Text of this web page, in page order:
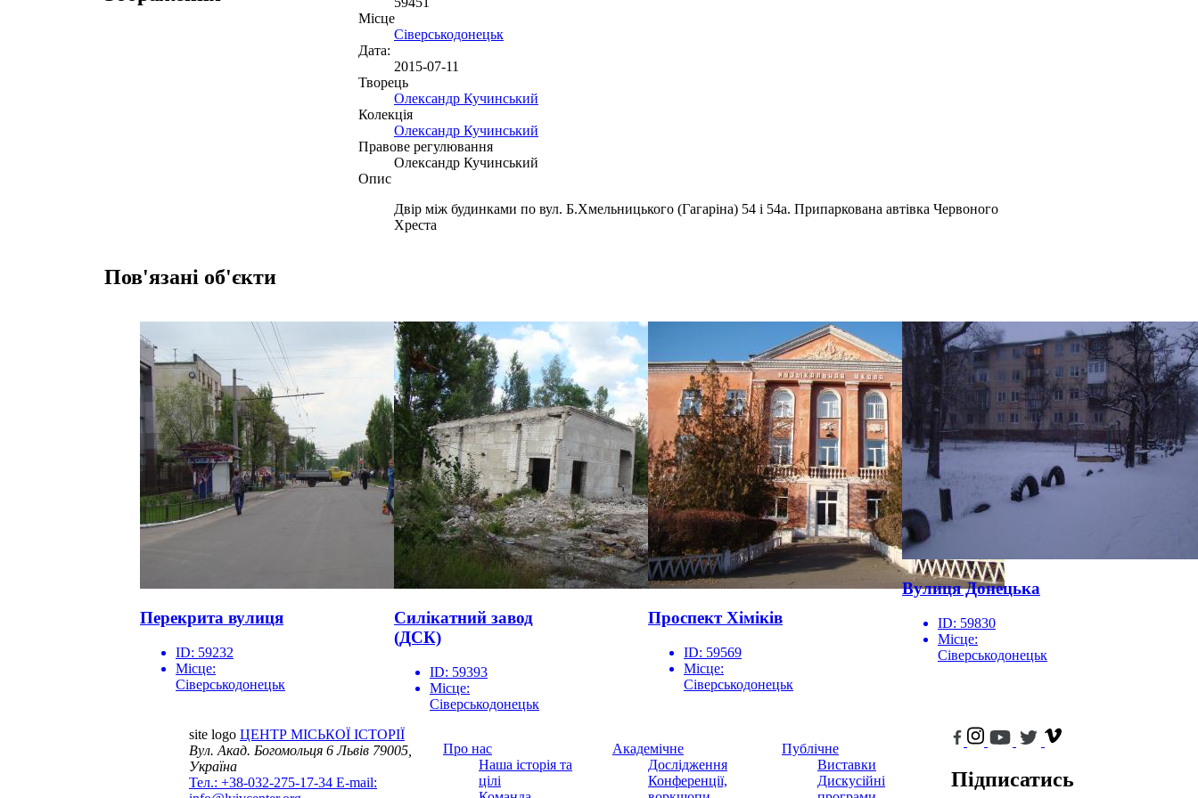
Місце
Сіверськодонецьк
Дата:
2015-07-11
Творець
Олександр Кучинський
Колекція
Олександр Кучинський
Правове регулювання
Олександр Кучинський
Опис
Двір між будинками по вул. Б.Хмельницького (Гагаріна) 54 і 54а. Припаркована автівка Червоного
Хреста
Пов'язані об'єкти
Перекрита вулиця
ID: 59232
Місце:
Сіверськодонецьк
Силікатний завод
(ДСК)
ID: 59393
Місце:
Сіверськодонецьк
Проспект Хіміків
ID: 59569
Місце:
Сіверськодонецьк
Вулиця Донецька
ID: 59830
Місце:
Сіверськодонецьк
site logo ЦЕНТР МІСЬКОЇ ІСТОРІЇ
Вул. Акад. Богомольця 6Львів 79005,
Україна
Тел.: +38-032-275-17-34 E-mail:
Про нас
Наша історія та
цілі
Академічне
Дослідження
Конференції,
Публічне
Виставки
Дискусійні
Підписатись